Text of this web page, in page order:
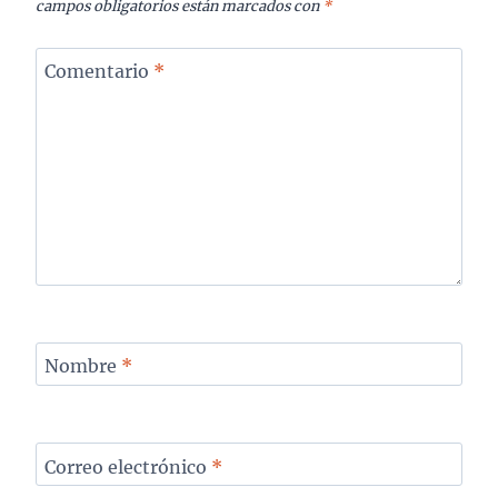
campos obligatorios están marcados con *
Comentario *
Nombre *
Correo electrónico *